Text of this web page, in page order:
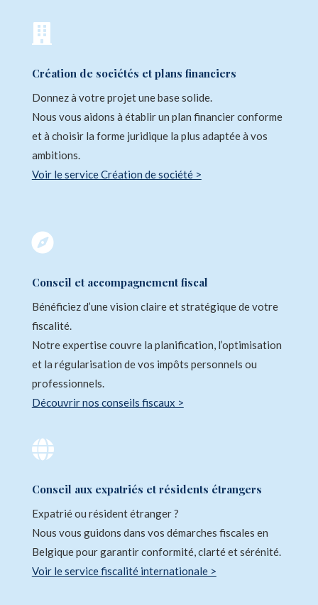

Création de sociétés et plans financiers
Donnez à votre projet une base solide.
Nous vous aidons à établir un plan financier conforme
et à choisir la forme juridique la plus adaptée à vos
ambitions.
Voir le service Création de société >

Conseil et accompagnement fiscal
Bénéficiez d’une vision claire et stratégique de votre
fiscalité.
Notre expertise couvre la planification, l’optimisation
et la régularisation de vos impôts personnels ou
professionnels.
Découvrir nos conseils fiscaux >

Conseil aux expatriés et résidents étrangers
Expatrié ou résident étranger ?
Nous vous guidons dans vos démarches fiscales en
Belgique pour garantir conformité, clarté et sérénité.
Voir le service fiscalité internationale >